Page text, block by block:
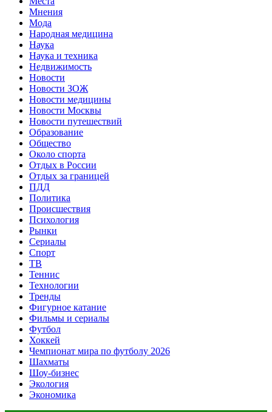
Мнения
Мода
Народная медицина
Наука
Наука и техника
Недвижимость
Новости
Новости ЗОЖ
Новости медицины
Новости Москвы
Новости путешествий
Образование
Общество
Около спорта
Отдых в России
Отдых за границей
ПДД
Политика
Происшествия
Психология
Рынки
Сериалы
Спорт
ТВ
Теннис
Технологии
Тренды
Фигурное катание
Фильмы и сериалы
Футбол
Хоккей
Чемпионат мира по футболу 2026
Шахматы
Шоу-бизнес
Экология
Экономика